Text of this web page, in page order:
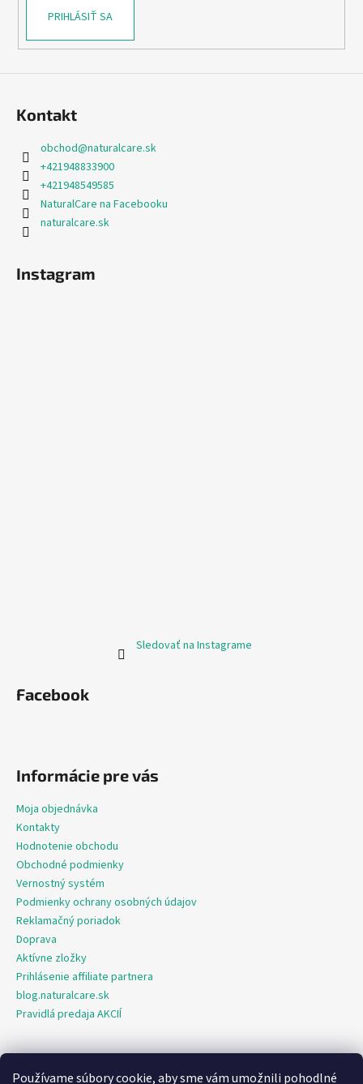
Používame súbory cookie, aby sme vám umožnili pohodlné
PRIHLÁSIŤ SA
Kontakt
obchod@naturalcare.sk
+421948833900
+421948549585
NaturalCare na Facebooku
naturalcare.sk
Instagram
Sledovať na Instagrame
Facebook
Informácie pre vás
Moja objednávka
Kontakty
Hodnotenie obchodu
Obchodné podmienky
Vernostný systém
Podmienky ochrany osobných údajov
Reklamačný poriadok
Doprava
Aktívne zložky
Prihlásenie affiliate partnera
blog.naturalcare.sk
Pravidlá predaja AKCIÍ